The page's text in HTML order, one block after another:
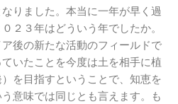
りました。本当に一年が早く過
２３年はどういう年でしたか。
後の新たな活動のフィールドで
いたことを今度は土を相手に植
を目指すということで、知恵を
意味では同じとも言えます。も